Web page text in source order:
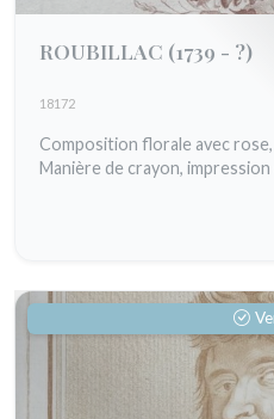
ROUBILLAC (1739 - ?)
18172
Composition florale avec
Manière de crayon, impression